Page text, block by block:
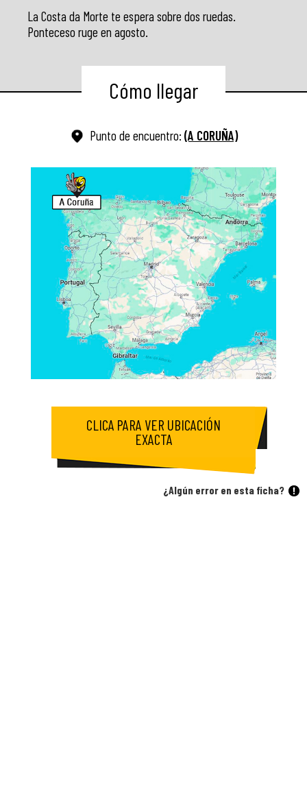
La Costa da Morte te espera sobre dos ruedas.
Ponteceso ruge en agosto.
Cómo llegar
Punto de encuentro: (A CORUÑA)
CLICA PARA VER UBICACIÓN
EXACTA
¿Algún error en esta ficha?